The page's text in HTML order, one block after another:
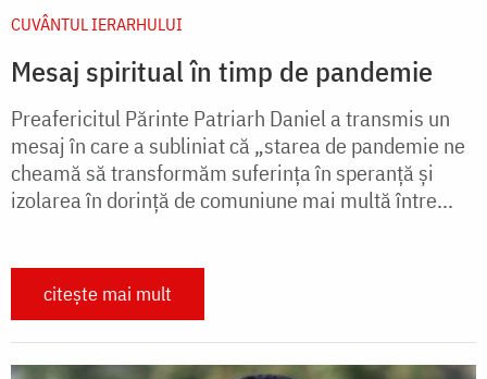
CUVÂNTUL IERARHULUI
Mesaj spiritual în timp de pandemie
Preafericitul Părinte Patriarh Daniel a transmis un
mesaj în care a subliniat că „starea de pandemie ne
cheamă să transformăm suferinţa în speranţă şi
izolarea în dorinţă de comuniune mai multă între...
citește mai mult